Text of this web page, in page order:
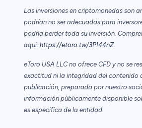
Las inversiones en criptomonedas son
podrían no ser adecuadas para
podría perder toda su inversión.
aquí: https://etoro.tw/3PI44nZ.
eToro USA LLC no ofrece CFD y no se
exactitud ni la integridad del contenido
publicación, preparada por nuestro
información públicamente disponible
es específica de la entidad.